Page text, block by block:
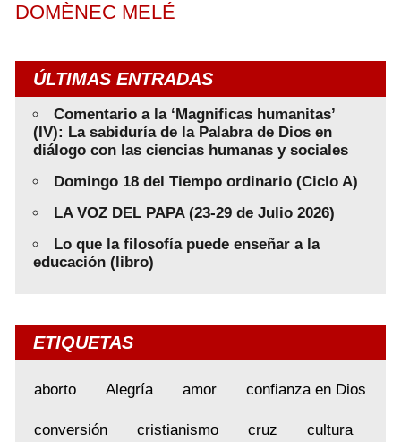
DOMÈNEC MELÉ
ÚLTIMAS ENTRADAS
Comentario a la ‘Magnificas humanitas’
(IV): La sabiduría de la Palabra de Dios en
diálogo con las ciencias humanas y sociales
Domingo 18 del Tiempo ordinario (Ciclo A)
LA VOZ DEL PAPA (23-29 de Julio 2026)
Lo que la filosofía puede enseñar a la
educación (libro)
ETIQUETAS
aborto Alegría amor confianza en Dios
conversión cristianismo cruz cultura